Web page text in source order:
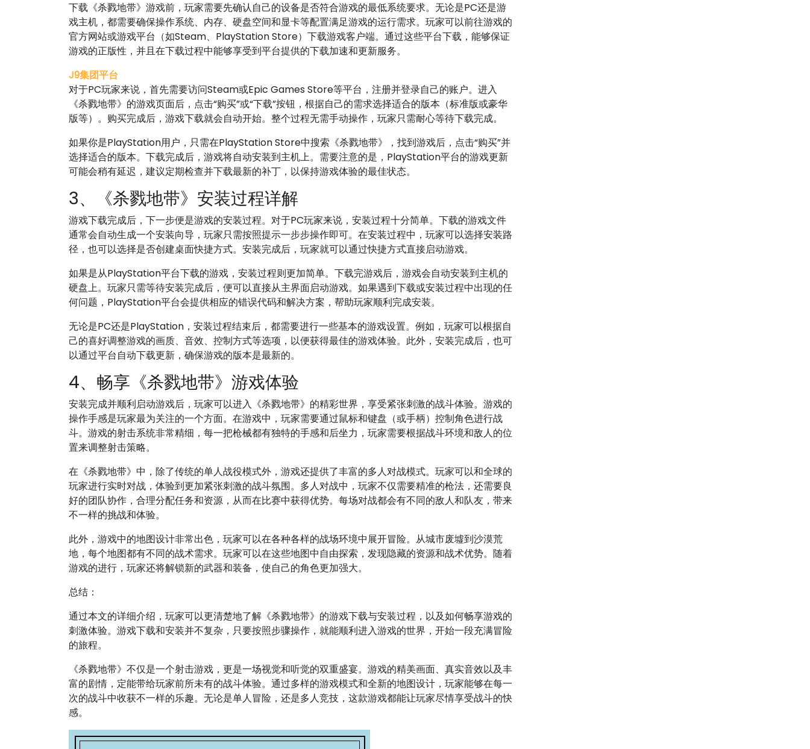
下载《杀戮地带》游戏前，玩家需要先确认自己的设备是否符合游戏的最低系统要求。无论是PC还是游
戏主机，都需要确保操作系统、内存、硬盘空间和显卡等配置满足游戏的运行需求。玩家可以前往游戏的
官方网站或游戏平台（如Steam、PlayStation Store）下载游戏客户端。通过这些平台下载，能够保证
游戏的正版性，并且在下载过程中能够享受到平台提供的下载加速和更新服务。
J9集团平台
对于PC玩家来说，首先需要访问Steam或Epic Games Store等平台，注册并登录自己的账户。进入
《杀戮地带》的游戏页面后，点击“购买”或“下载”按钮，根据自己的需求选择适合的版本（标准版或豪华
版等）。购买完成后，游戏下载就会自动开始。整个过程无需手动操作，玩家只需耐心等待下载完成。
如果你是PlayStation用户，只需在PlayStation Store中搜索《杀戮地带》，找到游戏后，点击“购买”并
选择适合的版本。下载完成后，游戏将自动安装到主机上。需要注意的是，PlayStation平台的游戏更新
可能会稍有延迟，建议定期检查并下载最新的补丁，以保持游戏体验的最佳状态。
3、《杀戮地带》安装过程详解
游戏下载完成后，下一步便是游戏的安装过程。对于PC玩家来说，安装过程十分简单。下载的游戏文件
通常会自动生成一个安装向导，玩家只需按照提示一步步操作即可。在安装过程中，玩家可以选择安装路
径，也可以选择是否创建桌面快捷方式。安装完成后，玩家就可以通过快捷方式直接启动游戏。
如果是从PlayStation平台下载的游戏，安装过程则更加简单。下载完游戏后，游戏会自动安装到主机的
硬盘上。玩家只需等待安装完成后，便可以直接从主界面启动游戏。如果遇到下载或安装过程中出现的任
何问题，PlayStation平台会提供相应的错误代码和解决方案，帮助玩家顺利完成安装。
无论是PC还是PlayStation，安装过程结束后，都需要进行一些基本的游戏设置。例如，玩家可以根据自
己的喜好调整游戏的画质、音效、控制方式等选项，以便获得最佳的游戏体验。此外，安装完成后，也可
以通过平台自动下载更新，确保游戏的版本是最新的。
4、畅享《杀戮地带》游戏体验
安装完成并顺利启动游戏后，玩家可以进入《杀戮地带》的精彩世界，享受紧张刺激的战斗体验。游戏的
操作手感是玩家最为关注的一个方面。在游戏中，玩家需要通过鼠标和键盘（或手柄）控制角色进行战
斗。游戏的射击系统非常精细，每一把枪械都有独特的手感和后坐力，玩家需要根据战斗环境和敌人的位
置来调整射击策略。
在《杀戮地带》中，除了传统的单人战役模式外，游戏还提供了丰富的多人对战模式。玩家可以和全球的
玩家进行实时对战，体验到更加紧张刺激的战斗氛围。多人对战中，玩家不仅需要精准的枪法，还需要良
好的团队协作，合理分配任务和资源，从而在比赛中获得优势。每场对战都会有不同的敌人和队友，带来
不一样的挑战和体验。
此外，游戏中的地图设计非常出色，玩家可以在各种各样的战场环境中展开冒险。从城市废墟到沙漠荒
地，每个地图都有不同的战术需求。玩家可以在这些地图中自由探索，发现隐藏的资源和战术优势。随着
游戏的进行，玩家还将解锁新的武器和装备，使自己的角色更加强大。
总结：
通过本文的详细介绍，玩家可以更清楚地了解《杀戮地带》的游戏下载与安装过程，以及如何畅享游戏的
刺激体验。游戏下载和安装并不复杂，只要按照步骤操作，就能顺利进入游戏的世界，开始一段充满冒险
的旅程。
《杀戮地带》不仅是一个射击游戏，更是一场视觉和听觉的双重盛宴。游戏的精美画面、真实音效以及丰
富的剧情，定能带给玩家前所未有的战斗体验。通过多样的游戏模式和全新的地图设计，玩家能够在每一
次的战斗中收获不一样的乐趣。无论是单人冒险，还是多人竞技，这款游戏都能让玩家尽情享受战斗的快
感。